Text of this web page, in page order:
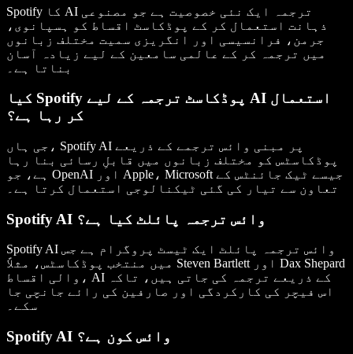
Spotify کا AI ترجمہ ایک نئی خصوصیت ہے جو مصنوعی
ذہانت استعمال کر کے پوڈکاسٹ اقساط کو ہسپانوی،
جرمن، فرانسیسی اور انگریزی سمیت مختلف زبانوں
میں ترجمہ کر کے عالمی سامعین کے لیے زیادہ آسان
بناتا ہے۔
کیا Spotify پوڈکاسٹ ترجمہ کے لیے AI استعمال
کر رہا ہے؟
جی ہاں، Spotify AI پر مبنی وائس ترجمے کے ذریعے
پوڈکاسٹس کو مختلف زبانوں میں قابلِ رسائی بنا رہا
ہے، جو OpenAI اور Apple، Microsoft جیسے ٹیک جائنٹس کے
تعاون سے تیار کی گئی ٹیکنالوجی استعمال کرتا ہے۔
Spotify AI وائس ترجمہ پائلٹ کیا ہے؟
Spotify AI وائس ترجمہ پائلٹ ایک ٹیسٹ پروگرام ہے جس
میں منتخب پوڈکاسٹس، مثلاً Steven Bartlett اور Dax Shepard
والی اقساط، AI کے ذریعے ترجمہ کی جاتی ہیں، تاکہ
اس فیچر کی کارکردگی اور صارفین کی رائے جانچی جا
سکے۔
Spotify AI وائس کون ہے؟